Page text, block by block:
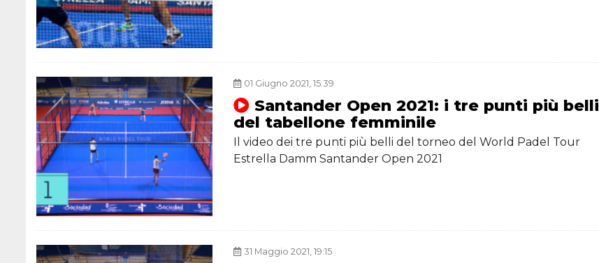
01 Giugno 2021, 15:39
Santander Open 2021: i tre punti più belli
del tabellone femminile
Il video dei tre punti più belli del torneo del World Padel Tour
Estrella Damm Santander Open 2021
31 Maggio 2021, 19:15